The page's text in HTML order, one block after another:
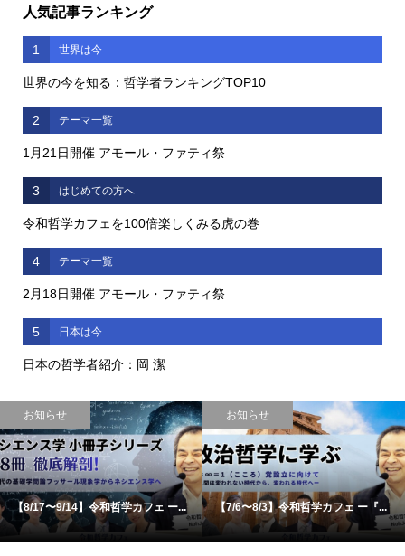
人気記事ランキング
1 世界は今
世界の今を知る：哲学者ランキングTOP10
2 テーマ一覧
1月21日開催 アモール・ファティ祭
3 はじめての方へ
令和哲学カフェを100倍楽しくみる虎の巻
4 テーマ一覧
2月18日開催 アモール・ファティ祭
5 日本は今
日本の哲学者紹介：岡 潔
お知らせ
【8/17〜9/14】令和哲学カフェ ー...
お知らせ
【7/6〜8/3】令和哲学カフェ ー『...